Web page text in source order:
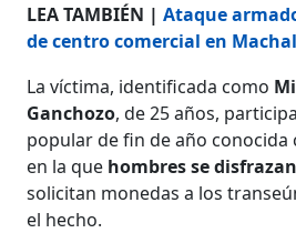
LEA TAMBIÉN |Ataque
de centro comercial en
La víctima, identificada como
Ganchozo, de 25 años,
popular de fin de año conocida
en la que hombres se
solicitan monedas a los
el hecho.